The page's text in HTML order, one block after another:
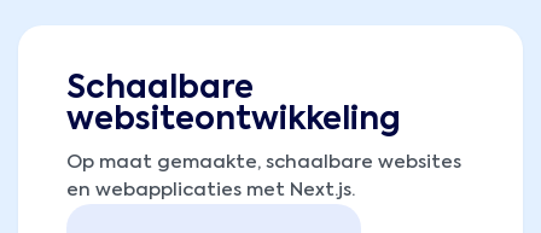
Schaalbare
websiteontwikkeling
Op maat gemaakte, schaalbare websites
en webapplicaties met Next.js.